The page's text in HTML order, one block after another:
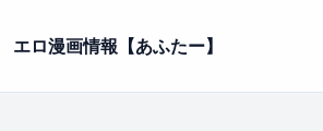
エロ漫画情報【あふたー】